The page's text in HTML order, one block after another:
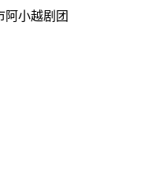
阿小越剧团